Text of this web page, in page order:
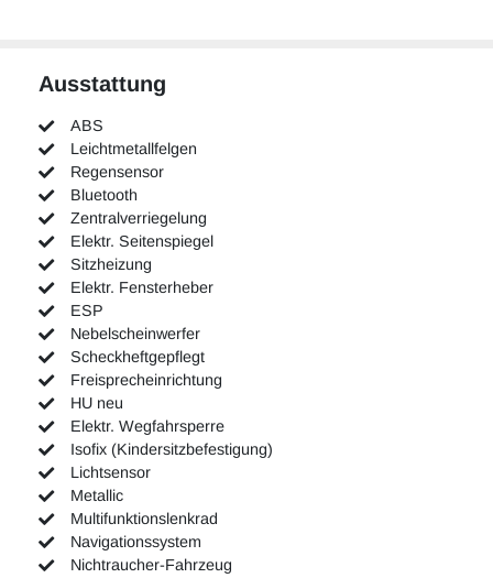
Ausstattung
ABS
Leichtmetallfelgen
Regensensor
Bluetooth
Zentralverriegelung
Elektr. Seitenspiegel
Sitzheizung
Elektr. Fensterheber
ESP
Nebelscheinwerfer
Scheckheftgepflegt
Freisprecheinrichtung
HU neu
Elektr. Wegfahrsperre
Isofix (Kindersitzbefestigung)
Lichtsensor
Metallic
Multifunktionslenkrad
Navigationssystem
Nichtraucher-Fahrzeug